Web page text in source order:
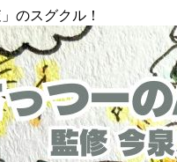
のスグクル！